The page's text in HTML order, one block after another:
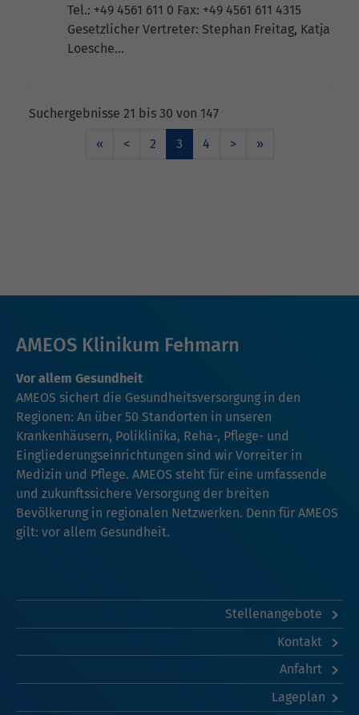
Tel.: +49 4561 611 0 Fax: +49 4561 611 4315
Gesetzlicher Vertreter: Stephan Freitag, Katja
Loesche…
Suchergebnisse 21 bis 30 von 147
«
< 2 3 4 > »
AMEOS Klinikum Fehmarn
Vor allem Gesundheit
AMEOS sichert die Gesundheitsversorgung in den
Regionen: An über 50 Standorten in unseren
Krankenhäusern, Poliklinika, Reha-, Pflege- und
Eingliederungseinrichtungen sind wir Vorreiter in
Medizin und Pflege. AMEOS steht für eine umfassende
und zukunftssichere Versorgung der breiten
Bevölkerung in regionalen Netzwerken. Denn für AMEOS
gilt: vor allem Gesundheit.
Stellenangebote
Kontakt
Anfahrt
Lageplan